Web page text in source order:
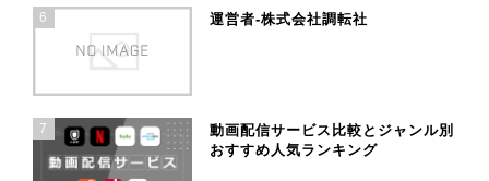
6 運営者-株式会社調転社
7
動画配信サービス比較とジャンル別
おすすめ人気ランキング